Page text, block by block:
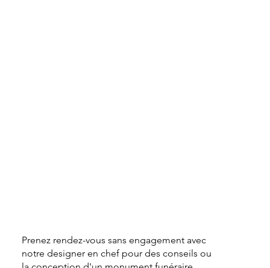
Prenez rendez-vous sans engagement avec
notre designer en chef pour des conseils ou